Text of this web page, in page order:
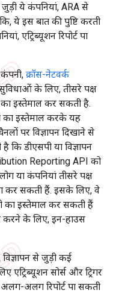
जुड़ी ये कंपनियां, ARA से
ये इस बात की पुष्टि करती
एट्रिब्यूशन रिपोर्ट पा
कंपनी, क्रॉस-नेटवर्क
के लिए, तीसरे पक्ष
इस्तेमाल कर सकती है.
का इस्तेमाल करके यह
पर विज्ञापन दिखाने से
कि डीएसपी या विज्ञापन
Reporting API को
या कंपनियां तीसरे पक्ष
कर सकती हैं. इसके लिए, वे
का इस्तेमाल कर सकती हैं
करने के लिए, इन-हाउस
से जुड़ी कई
एट्रिब्यूशन सोर्स और ट्रिगर
अलग रिपोर्ट पा सकती